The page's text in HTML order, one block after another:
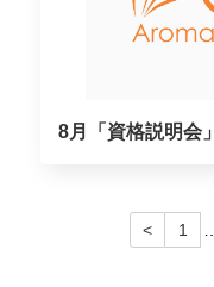
8月「資格説明会
< 1